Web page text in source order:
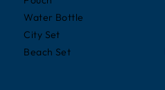
Water Bottle
City Set
Beach Set